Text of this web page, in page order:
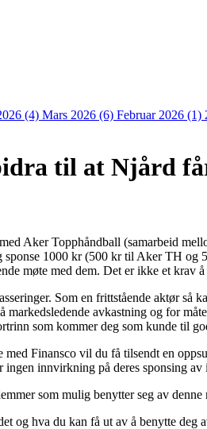
(4) Mars 2026 (6) Februar 2026 (1)
til at Njård
Aker Topphåndball (samarbeid
sponse 1000 kr (500 kr til Aker TH
møte med dem. Det er ikke et krav
Som en frittstående aktør
markedsledende avkastning og for
som kommer deg som kunde til
Finansco vil du få tilsendt en
ingen innvirkning på deres sponsing av
som mulig benytter seg av
og hva du kan få ut av å benytte deg